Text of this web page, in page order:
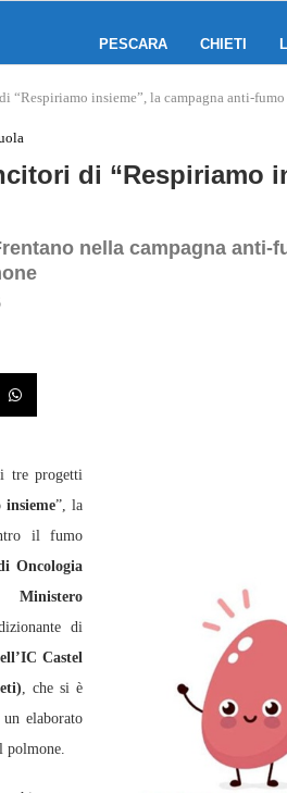
PESCARA CHIETI
“Respiriamo insieme”, la campagna
di “Respiriamo
nella campagna
tre progetti
insieme”, la
il fumo
Oncologia
Ministero
di
Castel
, che si è
elaborato
polmone.